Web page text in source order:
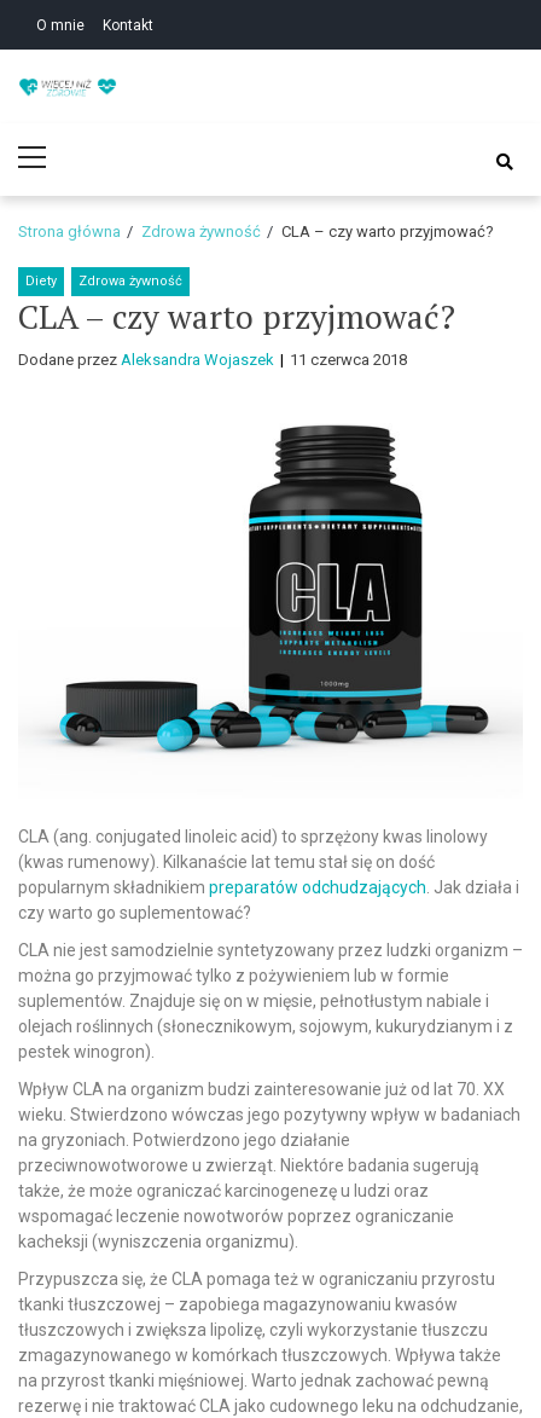
O mnie Kontakt
w zgodzie ze sobą!
Menu
Strona główna Zdrowa żywność CLA – czy warto przyjmować?
Diety Zdrowa żywność
CLA – czy warto przyjmować?
Dodane przez Aleksandra Wojaszek 11 czerwca 2018
CLA (ang. conjugated linoleic acid) to sprzężony kwas linolowy
(kwas rumenowy). Kilkanaście lat temu stał się on dość
popularnym składnikiem preparatów odchudzających. Jak działa i
czy warto go suplementować?
CLA nie jest samodzielnie syntetyzowany przez ludzki organizm –
można go przyjmować tylko z pożywieniem lub w formie
suplementów. Znajduje się on w mięsie, pełnotłustym nabiale i
olejach roślinnych (słonecznikowym, sojowym, kukurydzianym i z
pestek winogron).
Wpływ CLA na organizm budzi zainteresowanie już od lat 70. XX
wieku. Stwierdzono wówczas jego pozytywny wpływ w badaniach
na gryzoniach. Potwierdzono jego działanie
przeciwnowotworowe u zwierząt. Niektóre badania sugerują
także, że może ograniczać karcinogenezę u ludzi oraz
wspomagać leczenie nowotworów poprzez ograniczanie
kacheksji (wyniszczenia organizmu).
Przypuszcza się, że CLA pomaga też w ograniczaniu przyrostu
tkanki tłuszczowej – zapobiega magazynowaniu kwasów
tłuszczowych i zwiększa lipolizę, czyli wykorzystanie tłuszczu
zmagazynowanego w komórkach tłuszczowych. Wpływa także
na przyrost tkanki mięśniowej. Warto jednak zachować pewną
rezerwę i nie traktować CLA jako cudownego leku na odchudzanie,